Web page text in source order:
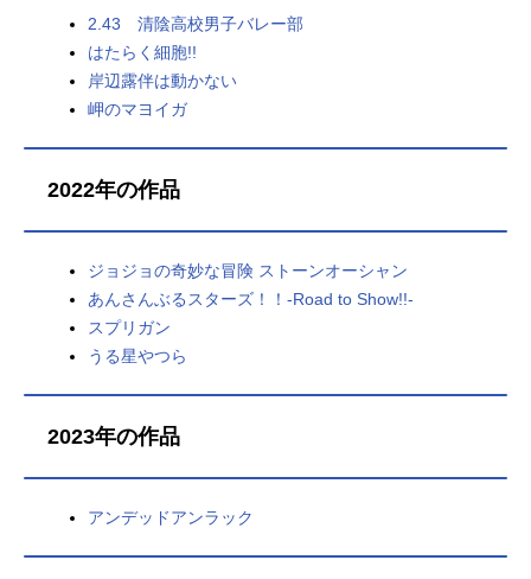
2.43 清陰高校男子バレー部
はたらく細胞!!
岸辺露伴は動かない
岬のマヨイガ
2022年の作品
ジョジョの奇妙な冒険 ストーンオーシャン
あんさんぶるスターズ！！-Road to Show!!-
スプリガン
うる星やつら
2023年の作品
アンデッドアンラック